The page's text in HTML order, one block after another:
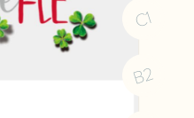
C1
B2